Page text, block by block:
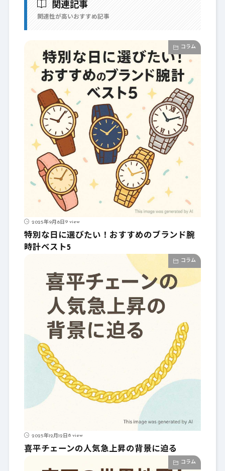
関連記事
関連性が高いおすすめ記事
コラム
2025年9月8日9 view
特別な日に選びたい！おすすめのブランド腕
時計ベスト5
コラム
2025年12月12日8 view
喜平チェーンの人気急上昇の背景に迫る
コラム